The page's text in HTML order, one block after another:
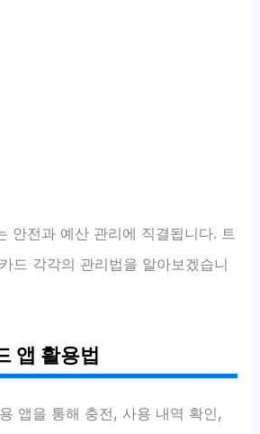
안전과 예산 관리에 직결됩니다. 트
드 각각의 관리법을 알아보겠습니
앱 활용법
앱을 통해 충전, 사용 내역 확인,